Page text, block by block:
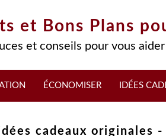
et Bons Plans
et conseils pour vous
ÉCONOMISER IDÉES
cadeaux originales -